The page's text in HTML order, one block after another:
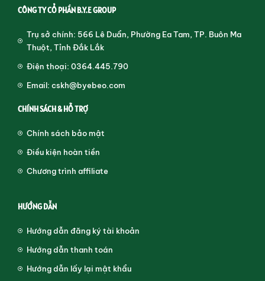
CÔNG TY CỔ PHẦN B.Y.E GROUP
Trụ sở chính: 566 Lê Duẩn, Phường Ea Tam, TP. Buôn Ma
Thuột, Tỉnh Đắk Lắk
Điện thoại: 0364.445.790
Email: cskh@byebeo.com
CHÍNH SÁCH & HỖ TRỢ
Chính sách bảo mật
Điều kiện hoàn tiền
Chương trình affiliate
HƯỚNG DẪN
Hướng dẫn đăng ký tài khoản
Hướng dẫn thanh toán
Hướng dẫn lấy lại mật khẩu